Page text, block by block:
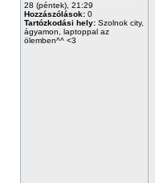
28 (péntek), 21:29
Hozzászólások: 0
Tartózkodási hely: Szolnok city,
ágyamon, laptoppal az
ölemben^^ <3